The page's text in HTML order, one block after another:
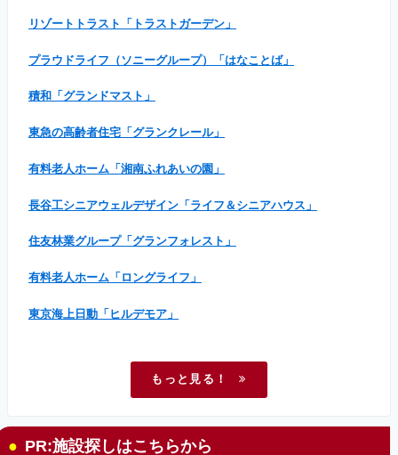
リゾートトラスト「トラストガーデン」
プラウドライフ（ソニーグループ）「はなことば」
積和「グランドマスト」
東急の高齢者住宅「グランクレール」
有料老人ホーム「湘南ふれあいの園」
長谷工シニアウェルデザイン「ライフ＆シニアハウス」
住友林業グループ「グランフォレスト」
有料老人ホーム「ロングライフ」
東京海上日動「ヒルデモア」
もっと見る！
PR:施設探しはこちらから